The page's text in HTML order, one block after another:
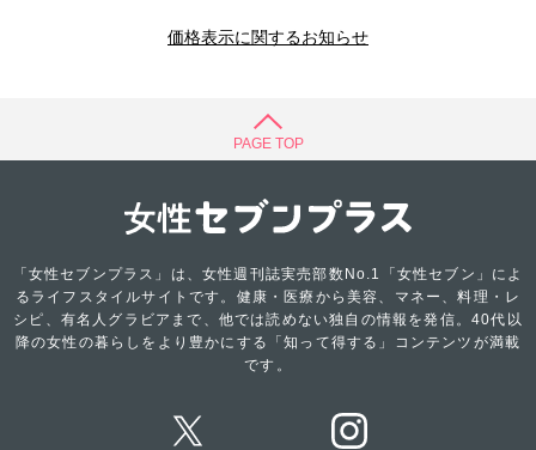
価格表示に関するお知らせ
PAGE TOP
「女性セブンプラス」は、女性週刊誌実売部数No.1「女性セブン」によ
るライフスタイルサイトです。健康・医療から美容、マネー、料理・レ
シピ、有名人グラビアまで、他では読めない独自の情報を発信。40代以
降の女性の暮らしをより豊かにする「知って得する」コンテンツが満載
です。